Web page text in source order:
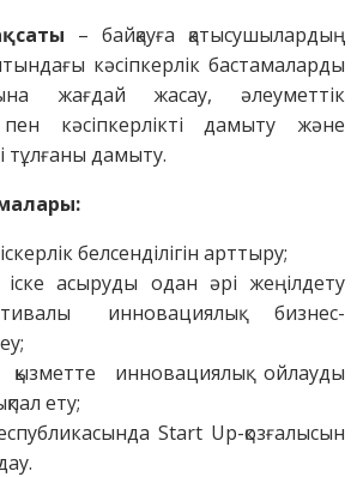
– байқауға қатысушылардың
кәсіпкерлік бастамаларды
жағдай жасау, әлеуметтік
пен кәсіпкерлікті дамыту және
тұлғаны дамыту.
белсенділігін арттыру;
асыруды одан әрі жеңілдету
инновациялық бизнес-
қызметте инновациялық ойлауды
ету;
Start Up-қозғалысын